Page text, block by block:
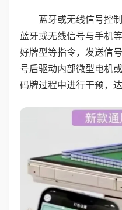
蓝牙或无线信号控
蓝牙或无线信号与手机
好牌型等指令，发送信
号后驱动内部微型电机
码牌过程中进行干预，达